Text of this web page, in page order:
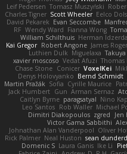
Leif Pedersen Tomasz Muszyński
Charles Tigner Scott Wheeler Eelco
David Pekarek Evan Seccombe
RF Wendy Ward Fianna Wong
William Schilthuis Herman Idzerda
Kai Gregor Robert Angone James
Luthien Dulk Miguelaxa
xavier moscoso Vedat Afuzi Thomas
Chase Stone Conicer VoxelKei
Denys Holovyanko Bernd Schmidt
Martin Pražák Sofia Cyrille Maurice
Jack Humbert Gun Arman Sernaz
Caitlyn Byrne paragsatyal Nino
Leo Santos Rob Waller Michael
Dimitri Diakopoulos zgred Jen
Victor Gama Sabbithi
Johnathan Alan Vanderpool Oliver
Rick Palmer Neal Huston sean
Domenic S Laura Ganis Ike Li